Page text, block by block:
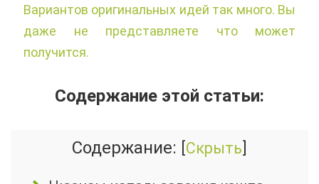
Вариантов оригинальных идей так много. Вы
даже не представляете что может
получится.
Содержание этой статьи:
Содержание: Скрыть